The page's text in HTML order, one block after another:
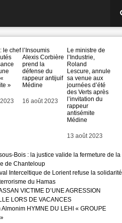
le chef
»
l’Insoumis
Alexis Corbière
prend la
défense du
rappeur antijuif
Médine
Date
16 août 2023
Le ministre de
l’Industrie,
Roland
Lescure, annule
sa venue aux
journées d’été
des Verts après
l’invitation du
rappeur
antisémite
Médine
Date
13 août 2023
Bois : la justice valide la fermeture de la
de Chanteloup
Interceltique de Lorient refuse la solidarité
du Hamas
VICTIME D’UNE AGRESSION
LORS DE VACANCES
Almonim HYMNE DU LEHI « GROUPE